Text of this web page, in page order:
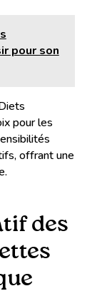
pour son
pour les
offrant une
des